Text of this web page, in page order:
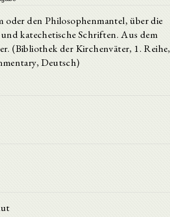
oder den Philosophenmantel, über die
katechetische Schriften. Aus dem
(Bibliothek der Kirchenväter, 1. Reihe,
Deutsch)